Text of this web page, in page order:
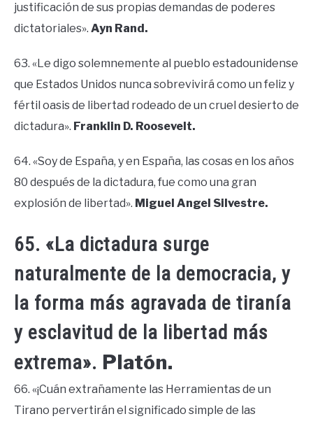
justificación de sus propias demandas de poderes
dictatoriales». Ayn Rand.
63. «Le digo solemnemente al pueblo estadounidense
que Estados Unidos nunca sobrevivirá como un feliz y
fértil oasis de libertad rodeado de un cruel desierto de
dictadura». Franklin D. Roosevelt.
64. «Soy de España, y en España, las cosas en los años
80 después de la dictadura, fue como una gran
explosión de libertad». Miguel Angel Silvestre.
65. «La dictadura surge
naturalmente de la democracia, y
la forma más agravada de tiranía
y esclavitud de la libertad más
extrema». Platón.
66. «¡Cuán extrañamente las Herramientas de un
Tirano pervertirán el significado simple de las